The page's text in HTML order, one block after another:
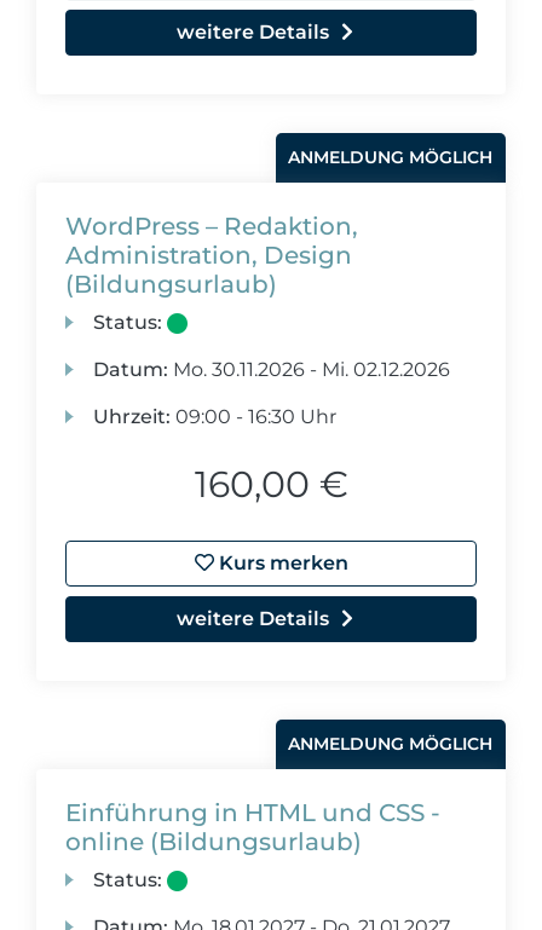
weitere Details
ANMELDUNG MÖGLICH
WordPress – Redaktion,
Administration, Design
(Bildungsurlaub)
Status:
Datum: Mo. 30.11.2026 - Mi. 02.12.2026
Uhrzeit: 09:00 - 16:30 Uhr
160,00 €
Kurs merken
weitere Details
ANMELDUNG MÖGLICH
Einführung in HTML und CSS -
online (Bildungsurlaub)
Status: